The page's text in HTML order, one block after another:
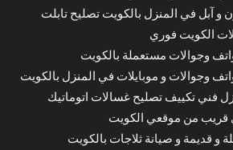
و آبل في المنزل بالكويت تصليح تابلت
الكويت فوري
وجوالات مستعملة بالكويت
وجوالات و موبايلات في المنزل بالكويت
فني تكييف تصليح غسالات اتوماتيك
قريب من موقعي الكويت
و قديمة و صيانة ثلاجات بالكويت